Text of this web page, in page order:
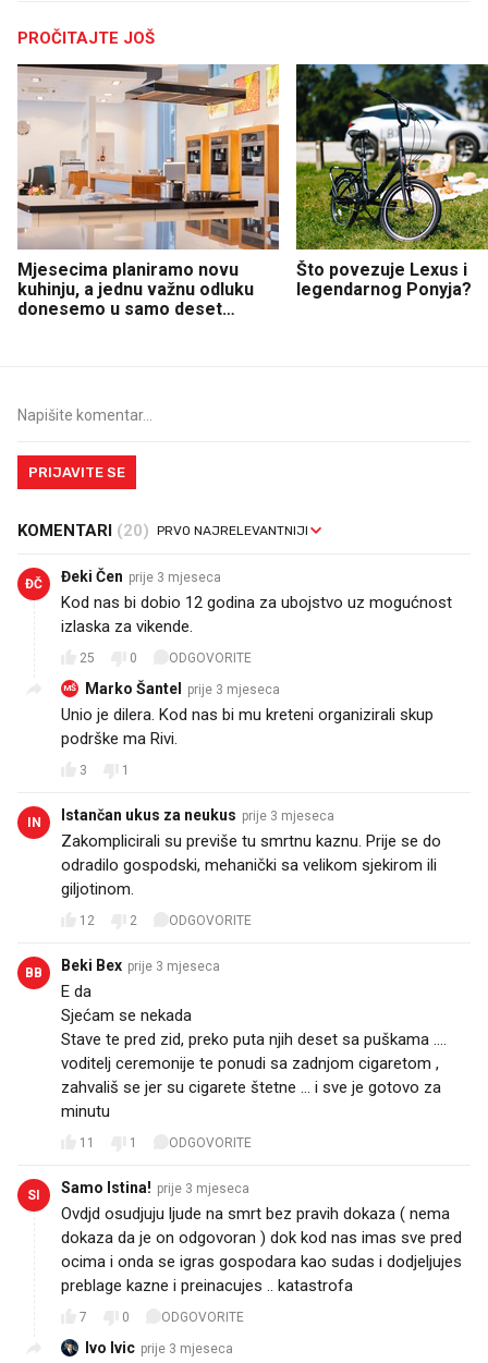
PROČITAJTE JOŠ
Mjesecima planiramo novu
kuhinju, a jednu važnu odluku
donesemo u samo deset
Što povezuje Lexus i
legendarnog Ponyja?
PRIJAVITE SE
KOMENTARI (20)
ĐČ Đeki Čen prije 3 mjeseca
Kod nas bi dobio 12 godina za ubojstvo uz mogućnost
izlaska za vikende.
25 0 ODGOVORITE
MŠ Marko Šantel prije 3 mjeseca
Unio je dilera. Kod nas bi mu kreteni organizirali skup
podrške ma Rivi.
3 1
IN Istančan ukus za neukus prije 3 mjeseca
Zakomplicirali su previše tu smrtnu kaznu. Prije se do
odradilo gospodski, mehanički sa velikom sjekirom ili
giljotinom.
12 2 ODGOVORITE
BB Beki Bex prije 3 mjeseca
E da
Sjećam se nekada
Stave te pred zid, preko puta njih deset sa puškama ....
voditelj ceremonije te ponudi sa zadnjom cigaretom ,
zahvališ se jer su cigarete štetne ... i sve je gotovo za
minutu
11 1 ODGOVORITE
SI Samo Istina! prije 3 mjeseca
Ovdjd osudjuju ljude na smrt bez pravih dokaza ( nema
dokaza da je on odgovoran ) dok kod nas imas sve pred
ocima i onda se igras gospodara kao sudas i dodjeljujes
preblage kazne i preinacujes .. katastrofa
7 0 ODGOVORITE
Ivo Ivic prije 3 mjeseca